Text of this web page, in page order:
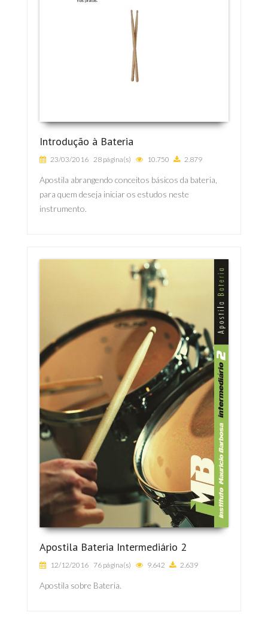
Introdução à Bateria
23/03/2016 28 página(s) 10.750 2.879
Apostila abrangendo conceitos básicos da bateria,
para quem deseja iniciar os estudos neste
instrumento.
Apostila Bateria Intermediário 2
12/12/2016 76 página(s) 9.642 2.639
Apostila sobre Bateria.